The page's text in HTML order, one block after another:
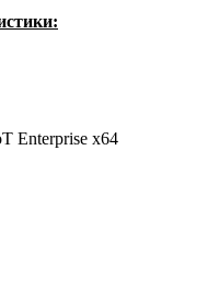
Enterprise x64